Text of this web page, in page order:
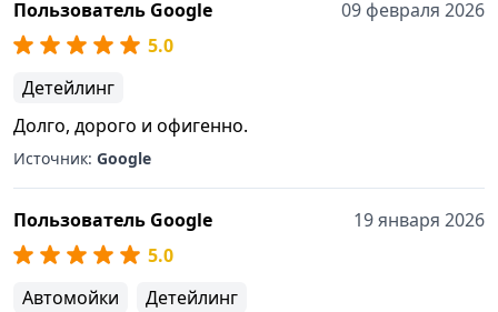
Пользователь Google
09 февраля 2026
5.0
Детейлинг
Долго, дорого и офигенно.
Источник: Google
Пользователь Google
19 января 2026
5.0
Автомойки
Детейлинг